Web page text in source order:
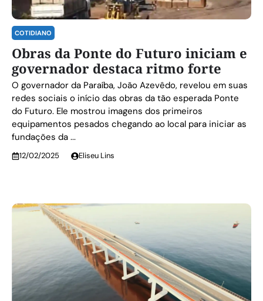
COTIDIANO
Obras da Ponte do Futuro iniciam e
governador destaca ritmo forte
O governador da Paraíba, João Azevêdo, revelou em suas
redes sociais o início das obras da tão esperada Ponte
do Futuro. Ele mostrou imagens dos primeiros
equipamentos pesados chegando ao local para iniciar as
fundações da ...
12/02/2025 Eliseu Lins